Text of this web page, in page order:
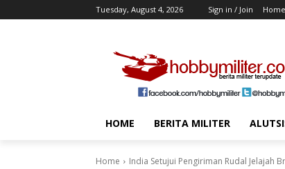
Tuesday, August 4, 2026 Sign in / Join Home
HOME BERITA MILITER
Home India Setujui Pengiriman Rudal Jelajah